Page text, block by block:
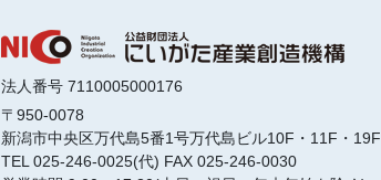
法人番号 7110005000176
〒950-0078
新潟市中央区万代島5番1号万代島ビル10F・11F・19F
TEL 025-246-0025(代) FAX 025-246-0030